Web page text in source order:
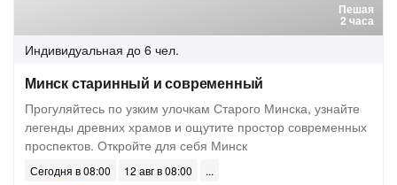
Пешая
2 часа
Индивидуальная до 6 чел.
Минск старинный и современный
Прогуляйтесь по узким улочкам Старого Минска, узнайте
легенды древних храмов и ощутите простор современных
проспектов. Откройте для себя Минск
Сегодня в 08:00
12 авг в 08:00